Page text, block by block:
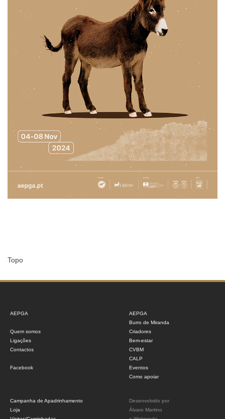
Topo
AEPGA
Quem somos
Ligações
Contactos
Facebook
AEPGA
Burro de Miranda
Criadores
Bem-estar
CVBM
CALP
Eventos
Como apoiar
Campanha de Apadrinhamento
Loja
Desenvolvido por
Álvaro Martino